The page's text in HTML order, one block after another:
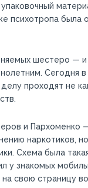
психотропа была
шестеро — и
Сегодня
проходят не
и Пархоменко
наркотиков,
Схема была
у знакомых
свою страницу